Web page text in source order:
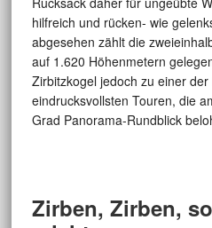
hilfreich und rücken- wie
abgesehen zählt die
auf 1.620 Höhenmetern
Zirbitzkogel jedoch zu einer
eindrucksvollsten Touren, die
Grad Panorama-Rundblick
Zirben, Zirben,